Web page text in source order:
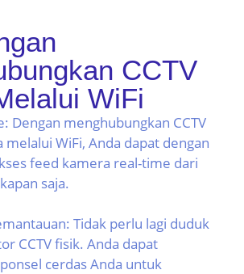
CCTV
WiFi
Dengan menghubungkan CCTV
melalui WiFi, Anda dapat dengan
feed kamera real-time dari
saja.
Tidak perlu lagi duduk
CCTV fisik. Anda dapat
cerdas Anda untuk